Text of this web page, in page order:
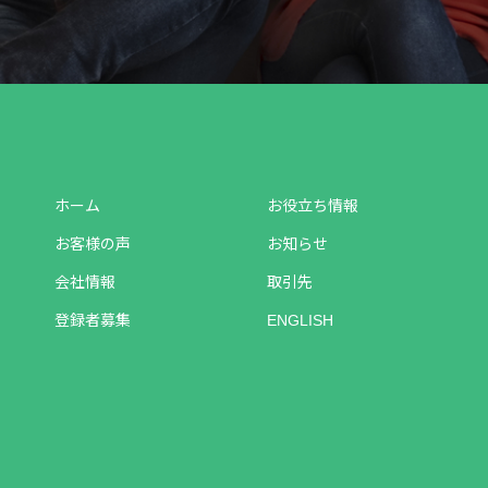
ホーム
お客様の声
会社情報
登録者募集
お役立ち情報
お知らせ
取引先
ENGLISH